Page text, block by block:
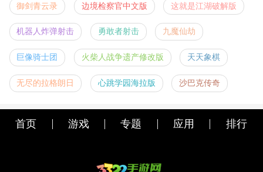
御剑青云录 边境检察官中文版 这就是江湖破解版
机器人炸弹射击 勇敢者射击 九魔仙劫
巨像骑士团 火柴人战争遗产修改版 天天象棋
无尽的拉格朗日 心跳学园海拉版 沙巴克传奇
首页 游戏 专题 应用 排行